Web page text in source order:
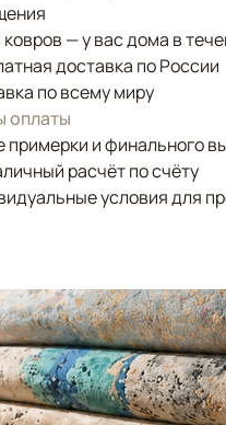
— у вас дома в
доставка по России
по всему миру
оплаты
примерки и финального
расчёт по счёту
условия для